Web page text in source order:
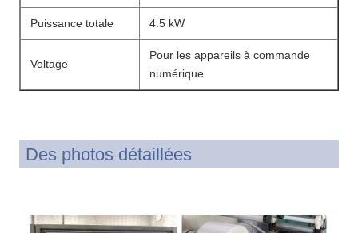
Puissance totale 4.5 kW
Voltage
Pour les appareils à commande
numérique
Des photos détaillées